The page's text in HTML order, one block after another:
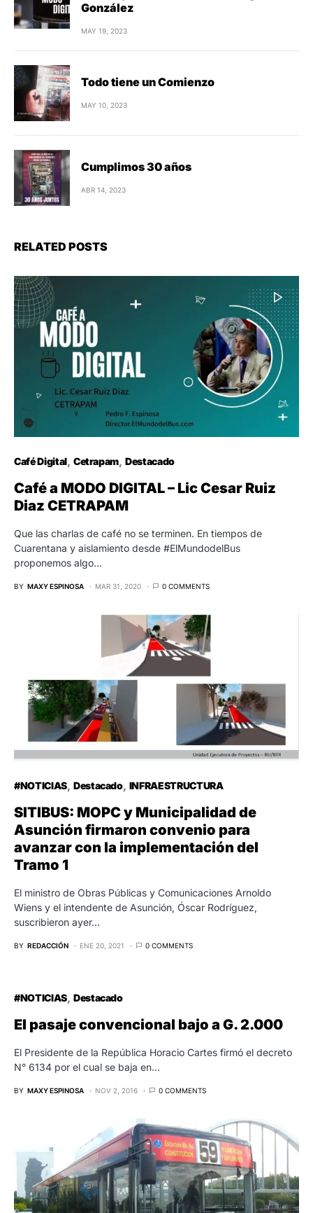
González
MAY 19, 2023
Todo tiene un Comienzo
MAY 10, 2023
Cumplimos 30 años
ABR 14, 2023
RELATED POSTS
Café Digital Cetrapam Destacado
Café a MODO DIGITAL – Lic Cesar Ruiz
Diaz CETRAPAM
Que las charlas de café no se terminen. En tiempos de
Cuarentana y aislamiento desde #ElMundodelBus
proponemos algo…
BY MAXY ESPINOSA MAR 31, 2020 0 COMMENTS
#NOTICIAS Destacado INFRAESTRUCTURA
SITIBUS: MOPC y Municipalidad de
Asunción firmaron convenio para
avanzar con la implementación del
Tramo 1
El ministro de Obras Públicas y Comunicaciones Arnoldo
Wiens y el intendente de Asunción, Óscar Rodríguez,
suscribieron ayer…
BY REDACCIÓN ENE 20, 2021 0 COMMENTS
#NOTICIAS Destacado
El pasaje convencional bajo a G. 2.000
El Presidente de la República Horacio Cartes firmó el decreto
N° 6134 por el cual se baja en…
BY MAXY ESPINOSA NOV 2, 2016 0 COMMENTS